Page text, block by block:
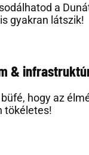
a
gyakran látszik!
&
hogy az
tökéletes!